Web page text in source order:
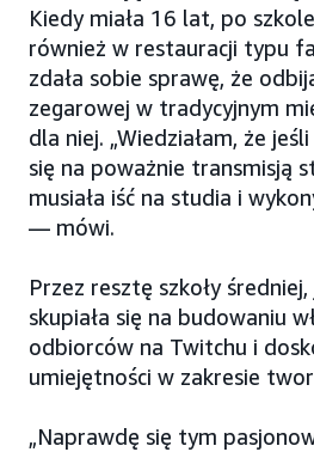
Kiedy miała 16 lat, po
również w restauracji typu
zdała sobie sprawę, że
zegarowej w tradycyjnym
dla niej. „Wiedziałam, że
się na poważnie transmisją
musiała iść na studia i
— mówi.
Przez resztę szkoły
skupiała się na budowaniu
odbiorców na Twitchu i
umiejętności w zakresie
„Naprawdę się tym